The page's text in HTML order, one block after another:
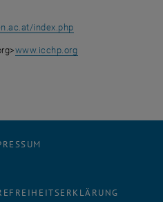
index.php
www.icchp.org